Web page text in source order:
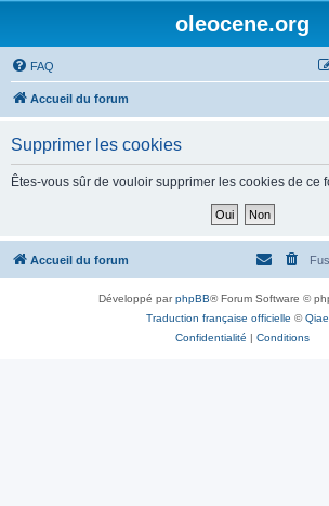
oleocene.org
FAQ
Accueil du forum
Supprimer les cookies
Êtes-vous sûr de vouloir supprimer les cookies de ce
Accueil du forum
Développé parphpBB® Forum Software ©
Traduction française officielle ©
Confidentialité | Conditions